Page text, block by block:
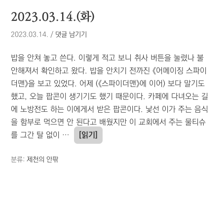
2023.03.14.(화)
2023.03.14. / 댓글 남기기
밥을 안쳐 놓고 쓴다. 이렇게 적고 보니 취사 버튼을 눌렀나 불
안해져서 확인하고 왔다. 밥을 안치기 전까진 《어메이징 스파이
더맨》을 보고 있었다. 어제 (《스파이더맨》에 이어) 보다 말기도
했고, 오늘 팝콘이 생기기도 했기 때문이다. 카페에 다녀오는 길
에 노방전도 하는 이에게서 받은 팝콘이다. 낯선 이가 주는 음식
을 함부로 먹으면 안 된다고 배웠지만 이 교회에서 주는 물티슈
를 그간 탈 없이 …
[읽기]
분류:제천의 안팎